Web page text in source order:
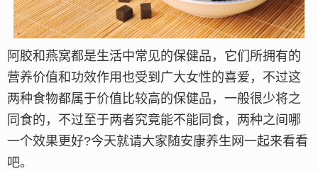
阿胶和燕窝都是生活中常见的保健品，它们所拥有的
营养价值和功效作用也受到广大女性的喜爱，不过这
两种食物都属于价值比较高的保健品，一般很少将之
同食的，不过至于两者究竟能不能同食，两种之间哪
一个效果更好?今天就请大家随安康养生网一起来看看
吧。